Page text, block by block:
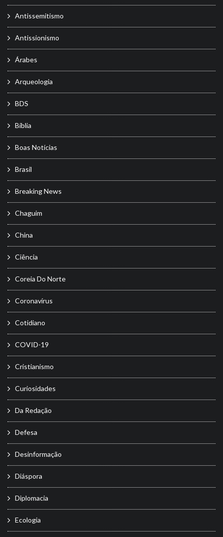
Antissemitismo
Antissionismo
Árabes
Arqueologia
BDS
Bíblia
Boas Notícias
Brasil
Breaking News
Chaguim
China
Ciência
Coreia Do Norte
Coronavírus
Cotidiano
COVID-19
Cristianismo
Curiosidades
Da Redação
Defesa
Desinformação
Diáspora
Diplomacia
Ecologia